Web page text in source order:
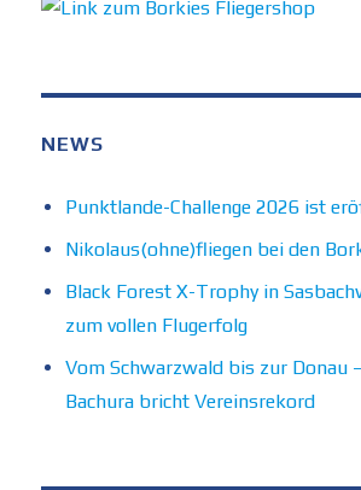
NEWS
Punktlande-Challenge 2026 ist
Nikolaus(ohne)fliegen bei den
Black Forest X-Trophy in
zum vollen Flugerfolg
Vom Schwarzwald bis zur Donau
Bachura bricht Vereinsrekord